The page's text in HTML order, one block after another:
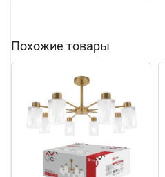
Похожие товары